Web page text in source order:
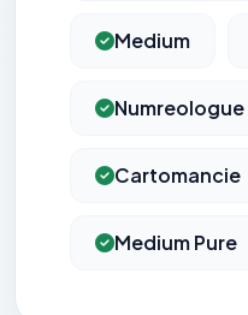
Medium
Numreologue
Cartomancie
Medium Pure